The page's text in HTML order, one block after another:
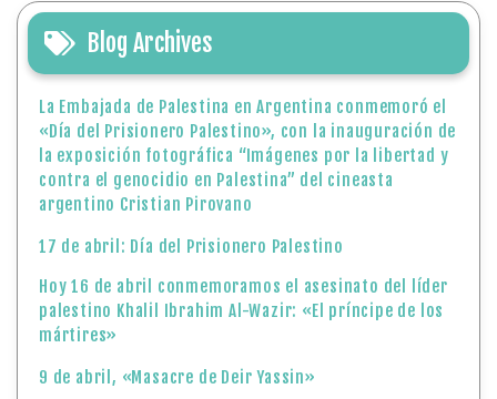
Blog Archives
La Embajada de Palestina en Argentina conmemoró el
«Día del Prisionero Palestino», con la inauguración de
la exposición fotográfica “Imágenes por la libertad y
contra el genocidio en Palestina” del cineasta
argentino Cristian Pirovano
17 de abril: Día del Prisionero Palestino
Hoy 16 de abril conmemoramos el asesinato del líder
palestino Khalil Ibrahim Al-Wazir: «El príncipe de los
mártires»
9 de abril, «Masacre de Deir Yassin»